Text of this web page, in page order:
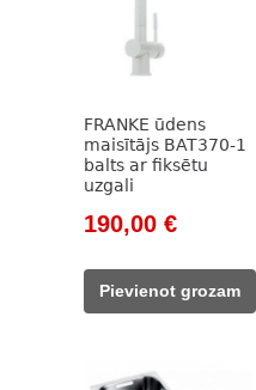
FRANKE ūdens
maisītājs BAT370-1
balts ar fiksētu
uzgali
Original
was:
331,00 €.
190,00 €Current
190,00 €.
Pievienot grozam